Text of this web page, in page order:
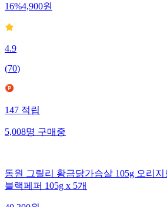
16%4,900원
4.9
(70)
147적립
5,008명구매중
동원 그릴리 황금닭가슴살 105g 오리
블랙페퍼 105g x 5개